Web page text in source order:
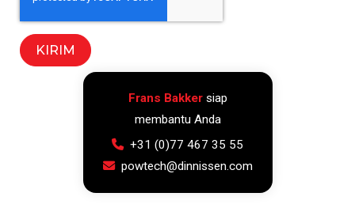
Frans Bakkersiap
membantu Anda
+31 (0)77 467 35 55
powtech@dinnissen.com